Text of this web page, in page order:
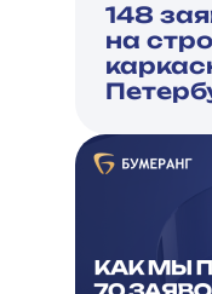
148
на